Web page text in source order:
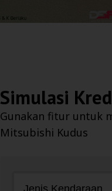
Simulasi
Gunakan fitur untuk
Mitsubishi Kudus